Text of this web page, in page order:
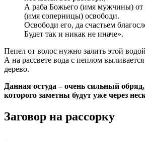
А раба Божьего (имя мужчины) от
(имя соперницы) освободи.
Освободи его, да счастьем
Будет так и никак не иначе».
Пепел от волос нужно залить этой
А на рассвете вода с пеплом
дерево.
Данная остуда – очень сильный
которого заметны будут уже через
Заговор на рассорку